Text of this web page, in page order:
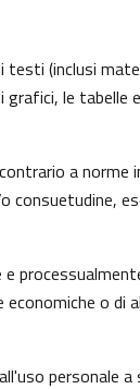
testi (inclusi
grafici, le
a norme
economiche o
personale